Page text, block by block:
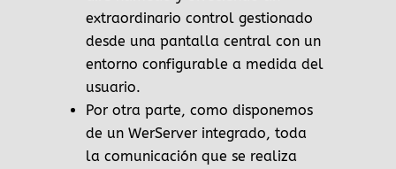
extraordinario control gestionado
desde una pantalla central con un
entorno configurable a medida del
usuario.
Por otra parte, como disponemos
de un WerServer integrado, toda
la comunicación que se realiza